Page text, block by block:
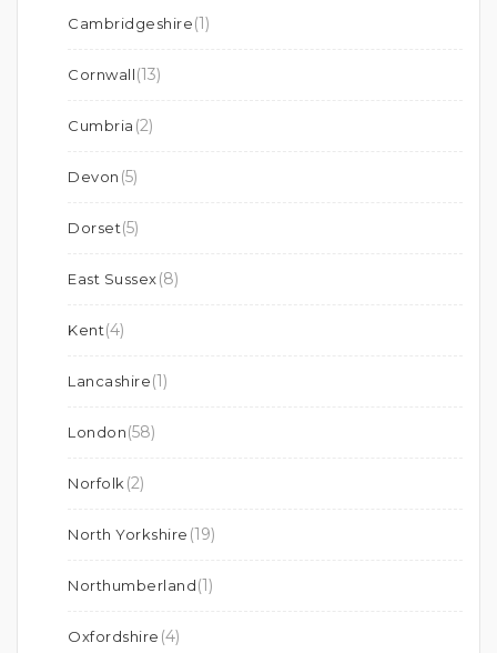
Cambridgeshire(1)
Cornwall(13)
Cumbria (2)
Devon (5)
Dorset(5)
East Sussex(8)
Kent(4)
Lancashire(1)
London(58)
Norfolk (2)
North Yorkshire (19)
Northumberland(1)
Oxfordshire (4)